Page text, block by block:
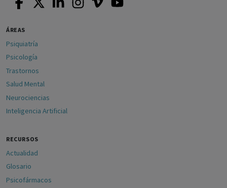
ÁREAS
Psiquiatría
Psicología
Trastornos
Salud Mental
Neurociencias
Inteligencia Artificial
RECURSOS
Actualidad
Glosario
Psicofármacos